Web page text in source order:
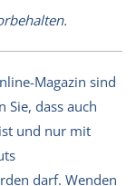
Magazin sind
Sie, dass auch
und nur mit
darf. Wenden